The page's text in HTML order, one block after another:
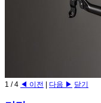
1 /4 ◀ 이전 다음 ▶ 닫기